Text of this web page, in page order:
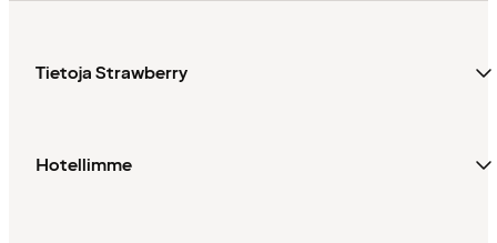
Tietoja Strawberry
Hotellimme